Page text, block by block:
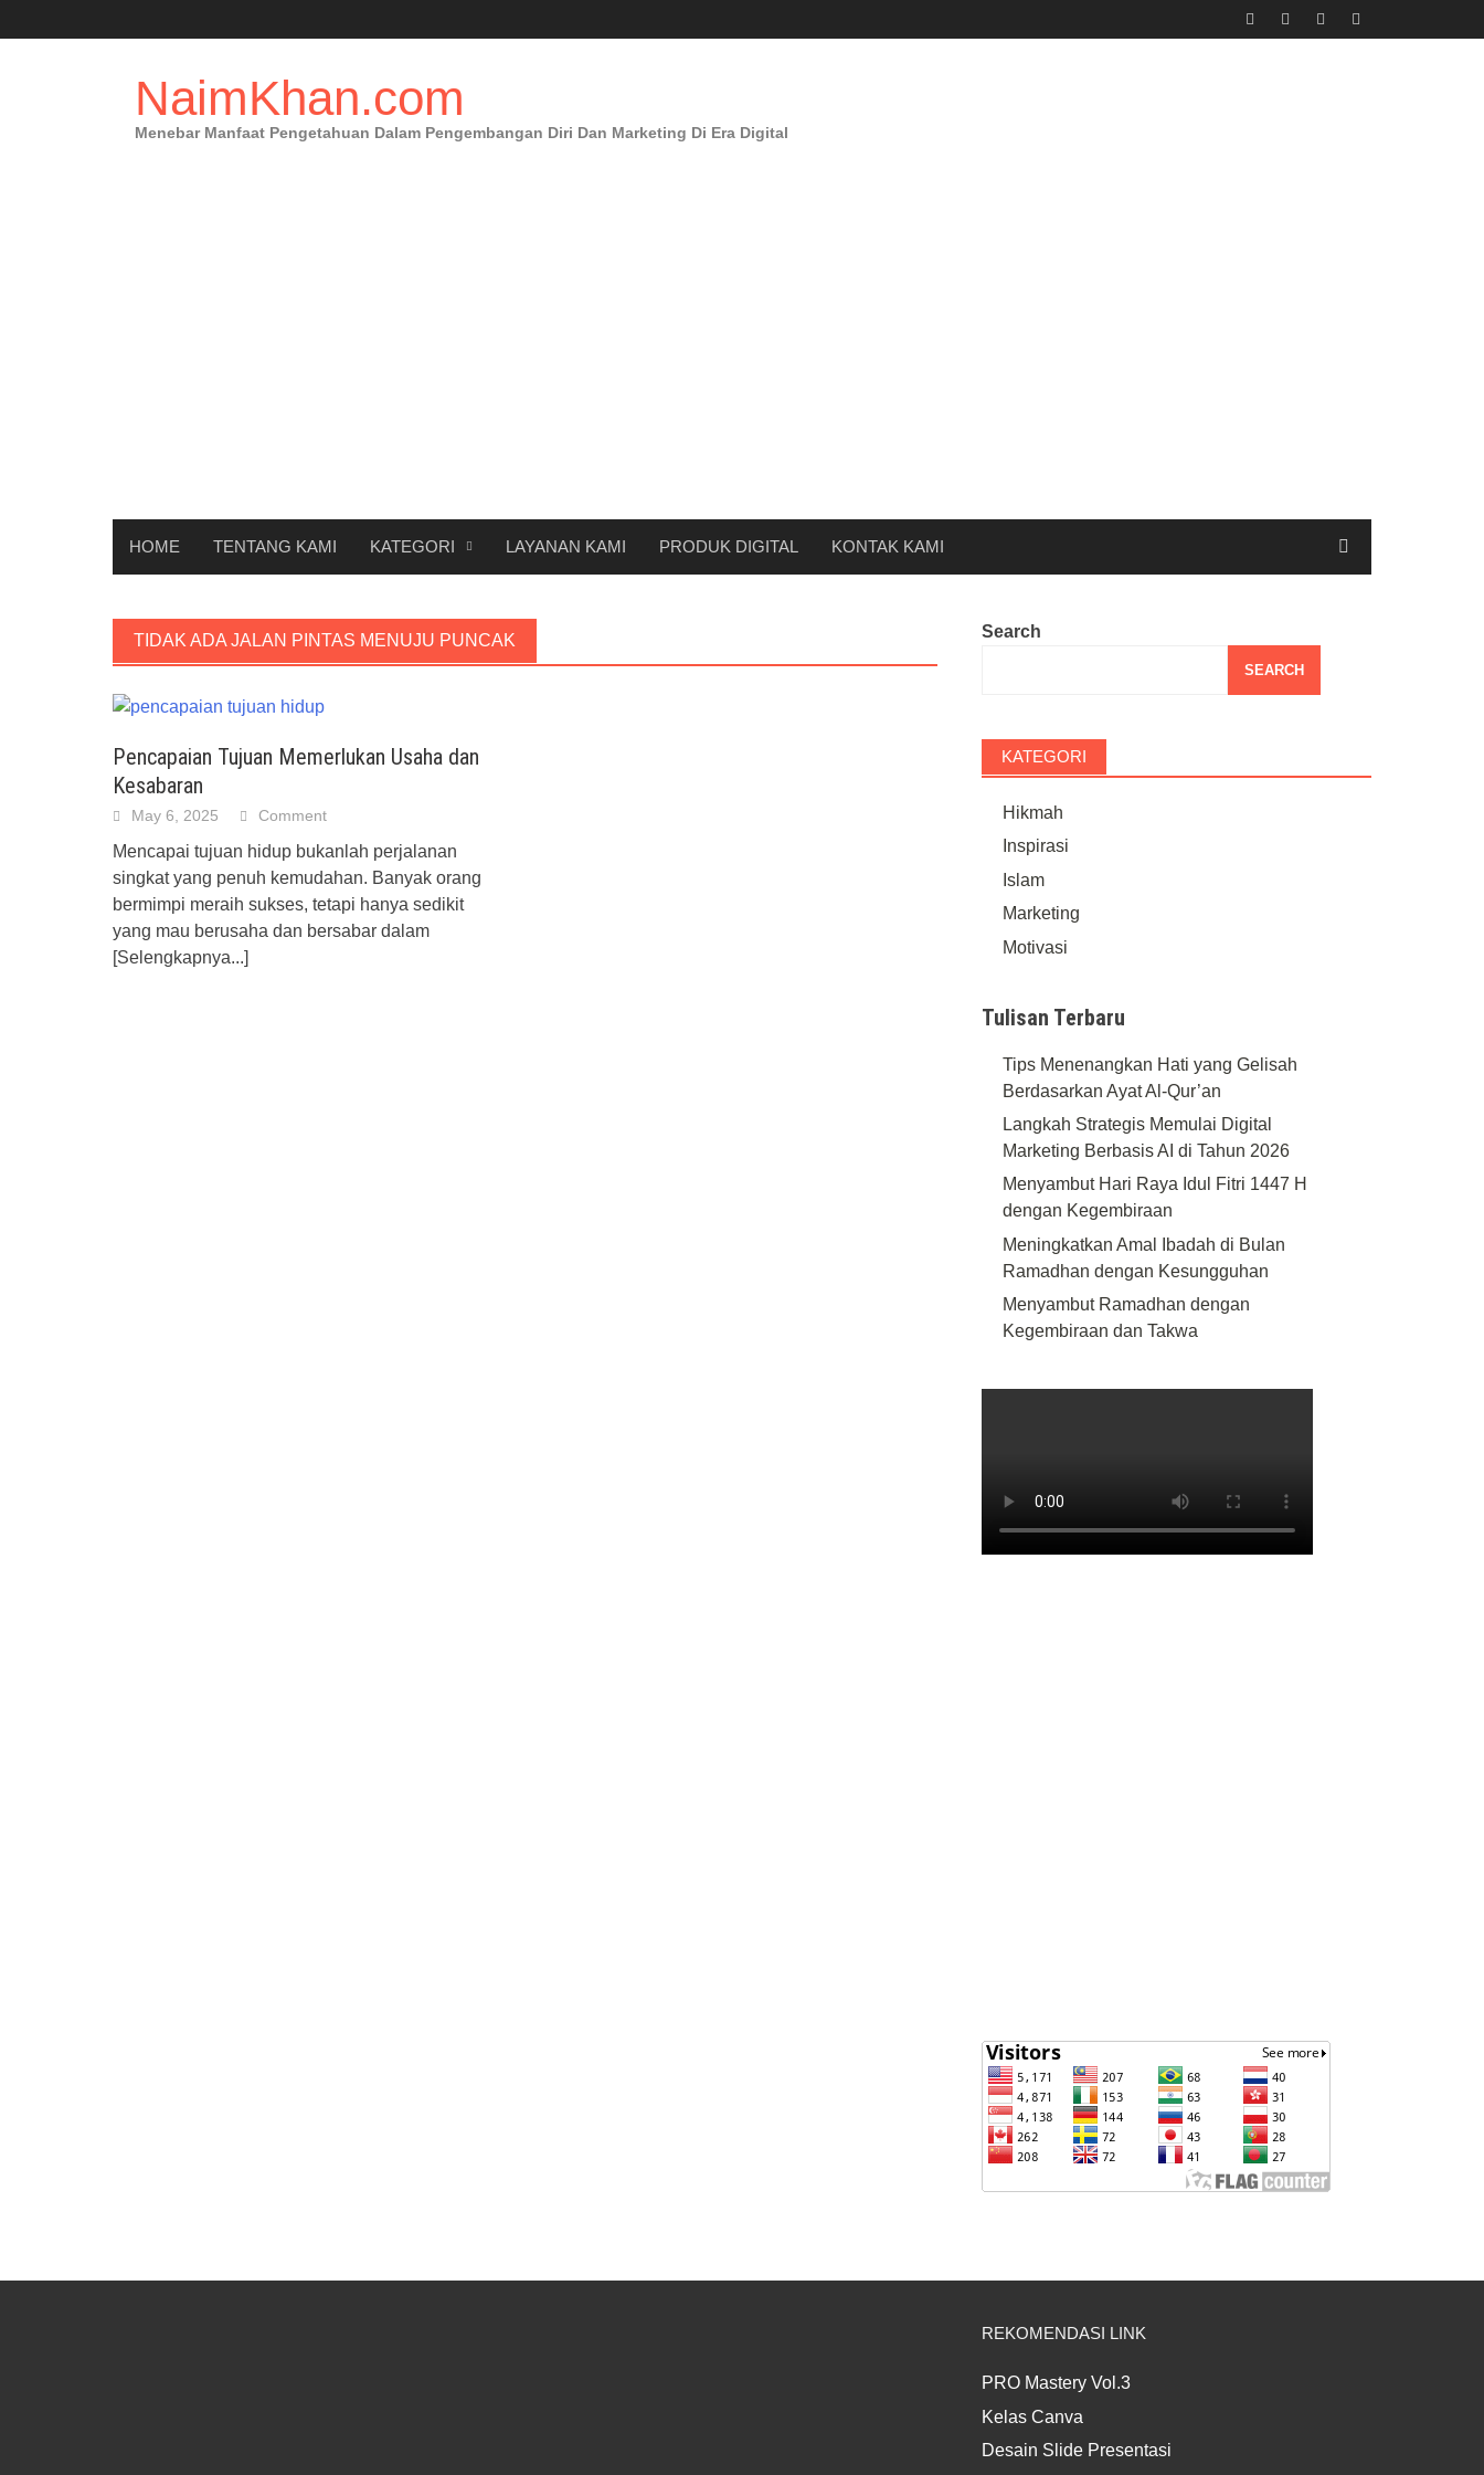
to
NaimKhan.com
Menebar Manfaat Pengetahuan Dalam Pengembangan Diri Dan Marketing Di Era Digital
HOME TENTANG KAMI KATEGORI LAYANAN KAMI PRODUK DIGITAL KONTAK KAMI
TIDAK ADA JALAN PINTAS MENUJU PUNCAK
Pencapaian Tujuan Memerlukan Usaha dan
Kesabaran
May 6, 2025 Comment
Mencapai tujuan hidup bukanlah perjalanan
singkat yang penuh kemudahan. Banyak orang
bermimpi meraih sukses, tetapi hanya sedikit
yang mau berusaha dan bersabar dalam
[Selengkapnya...]
Search
SEARCH
KATEGORI
Hikmah
Inspirasi
Islam
Marketing
Motivasi
Tulisan Terbaru
Tips Menenangkan Hati yang Gelisah
Berdasarkan Ayat Al-Qur’an
Langkah Strategis Memulai Digital
Marketing Berbasis AI di Tahun 2026
Menyambut Hari Raya Idul Fitri 1447 H
dengan Kegembiraan
Meningkatkan Amal Ibadah di Bulan
Ramadhan dengan Kesungguhan
Menyambut Ramadhan dengan
Kegembiraan dan Takwa
REKOMENDASI LINK
PRO Mastery Vol.3
Kelas Canva
Desain Slide Presentasi